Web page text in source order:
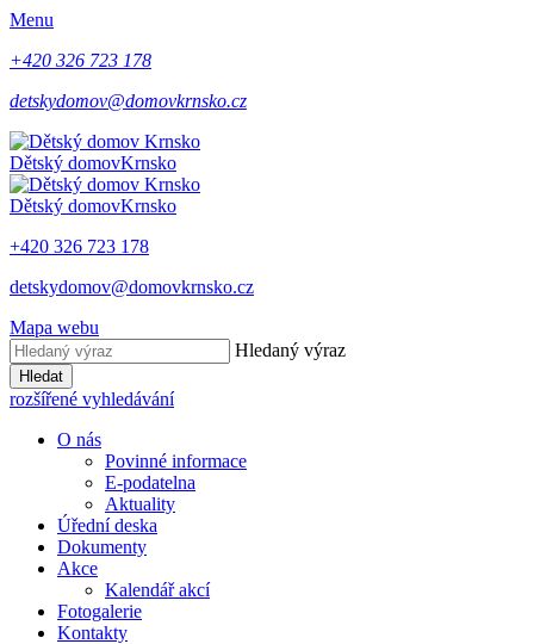
Menu
+420 326 723 178
detskydomov@domovkrnsko.cz
Dětský domovKrnsko
Dětský domovKrnsko
+420 326 723 178
detskydomov@domovkrnsko.cz
Mapa webu
Hledaný výraz
Hledat
rozšířené vyhledávání
O nás
Povinné informace
E-podatelna
Aktuality
Úřední deska
Dokumenty
Akce
Kalendář akcí
Fotogalerie
Kontakty